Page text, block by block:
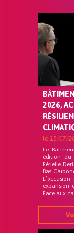
2026,
le 15/07/
Le
édition du
Férielle
Bas
expansion
Face aux